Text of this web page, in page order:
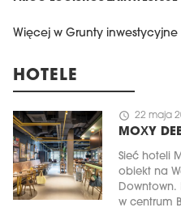
Więcej w Grunty inwestycyjne
HOTELE
schedule 22 maja
MOXY
Sieć hoteli
obiekt na
Downtown.
w centrum